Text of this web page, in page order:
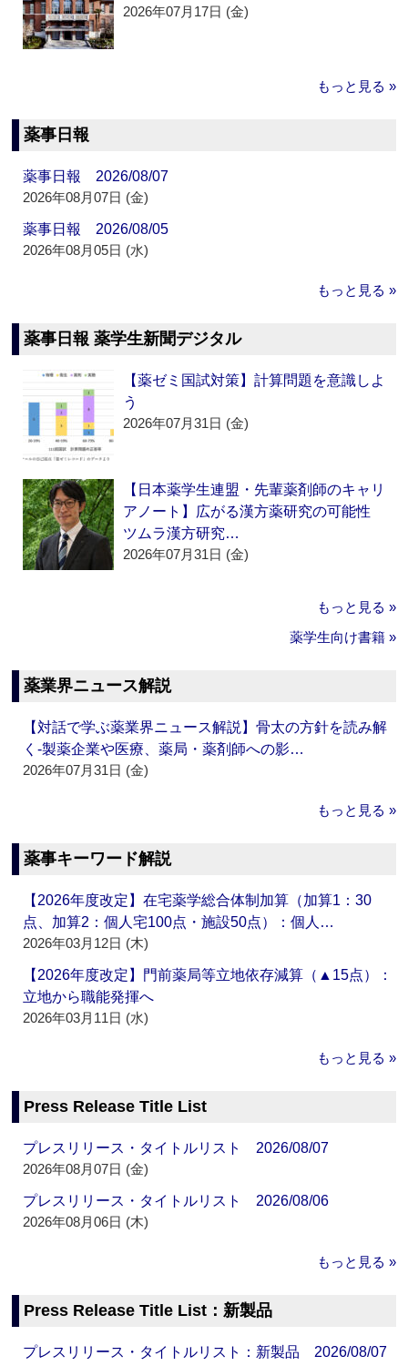
2026年07月17日 (金)
もっと見る »
薬事日報
薬事日報 2026/08/07
2026年08月07日 (金)
薬事日報 2026/08/05
2026年08月05日 (水)
もっと見る »
薬事日報 薬学生新聞デジタル
【薬ゼミ国試対策】計算問題を意識しよ
う
2026年07月31日 (金)
【日本薬学生連盟・先輩薬剤師のキャリ
アノート】広がる漢方薬研究の可能性
ツムラ漢方研究…
2026年07月31日 (金)
もっと見る »
薬学生向け書籍 »
薬業界ニュース解説
【対話で学ぶ薬業界ニュース解説】骨太の方針を読み解
く‐製薬企業や医療、薬局・薬剤師への影…
2026年07月31日 (金)
もっと見る »
薬事キーワード解説
【2026年度改定】在宅薬学総合体制加算（加算1：30
点、加算2：個人宅100点・施設50点）：個人…
2026年03月12日 (木)
【2026年度改定】門前薬局等立地依存減算（▲15点）：
立地から職能発揮へ
2026年03月11日 (水)
もっと見る »
Press Release Title List
プレスリリース・タイトルリスト 2026/08/07
2026年08月07日 (金)
プレスリリース・タイトルリスト 2026/08/06
2026年08月06日 (木)
もっと見る »
Press Release Title List：新製品
プレスリリース・タイトルリスト：新製品 2026/08/07